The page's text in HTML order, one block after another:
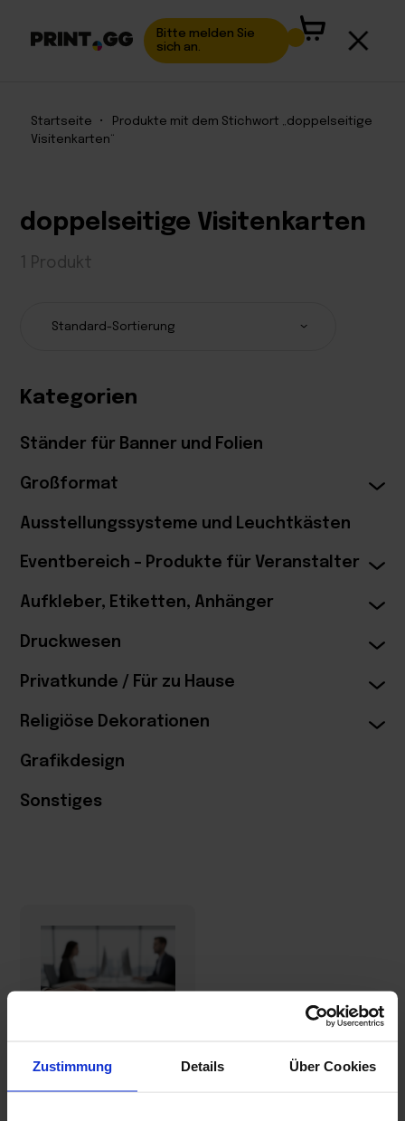
Zustimmung Details Über Cookies
Bitte melden Sie
sich an.
Startseite •
Produkte mit dem Stichwort „doppelseitige
Visitenkarten“
doppelseitige Visitenkarten
1 Produkt
Kategorien
Ständer für Banner und Folien
Großformat
Ausstellungssysteme und Leuchtkästen
Eventbereich – Produkte für Veranstalter
Aufkleber, Etiketten, Anhänger
Druckwesen
Privatkunde / Für zu Hause
Religiöse Dekorationen
Grafikdesign
Sonstiges
Exklusive